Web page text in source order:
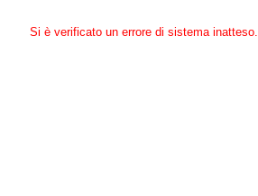
Si è verificato un errore di sistema inatteso.